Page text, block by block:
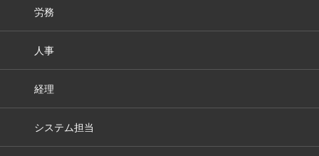
労務
人事
経理
システム担当